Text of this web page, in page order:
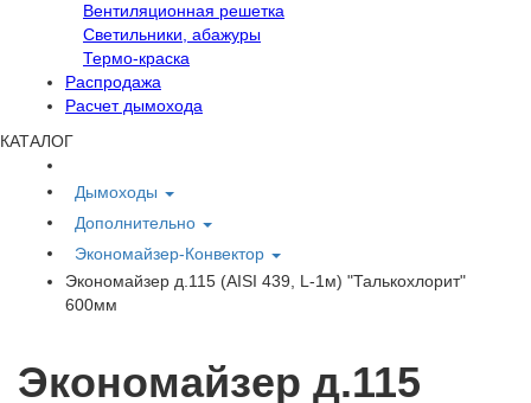
Вентиляционная решетка
Светильники, абажуры
Термо-краска
Распродажа
Расчет дымохода
КАТАЛОГ
Дымоходы
Дополнительно
Экономайзер-Конвектор
Экономайзер д.115 (AISI 439, L-1м) "Талькохлорит"
600мм
Экономайзер д.115